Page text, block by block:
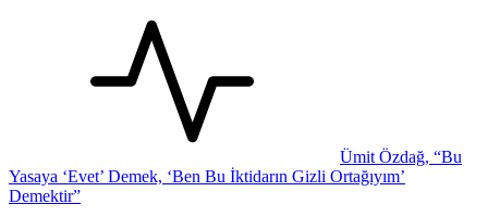
Ümit Özdağ, “Bu
Yasaya ‘Evet’ Demek, ‘Ben Bu İktidarın Gizli Ortağıyım’
Demektir”